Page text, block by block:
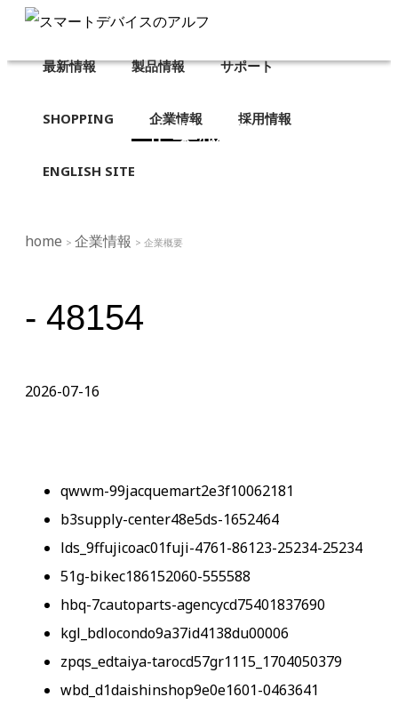
最新情報 製品情報 サポート
SHOPPING 企業情報 採用情報
ENGLISH SITE
企業概要
home > 企業情報 > 企業概要
- 48154
2026-07-16
qwwm-99jacquemart2e3f10062181
b3supply-center48e5ds-1652464
lds_9ffujicoac01fuji-4761-86123-25234-25234
51g-bikec186152060-555588
hbq-7cautoparts-agencycd75401837690
kgl_bdlocondo9a37id4138du00006
zpqs_edtaiya-tarocd57gr1115_1704050379
wbd_d1daishinshop9e0e1601-0463641